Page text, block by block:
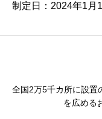
制定日：2024年1月
全国2万5千カ所に設置
を広める